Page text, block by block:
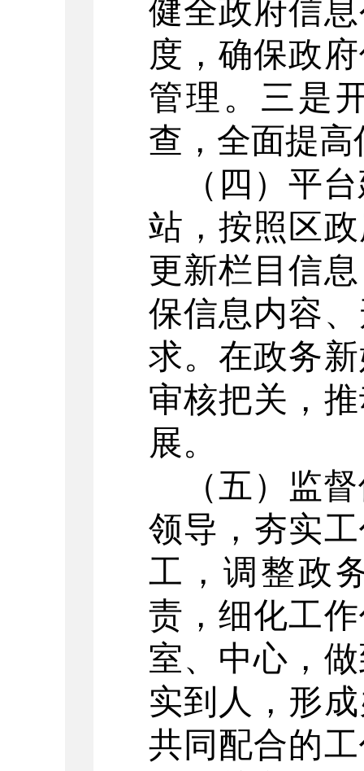
健全政府信
度，确保政
管理。三是
查，全面提
（四）平
站，按照区
更新栏目信
保信息内容
求。在政务
审核把关，
展。
（五）监
领导，夯实
工，调整政
责，细化工
室、中心，
实到人，形
共同配合的